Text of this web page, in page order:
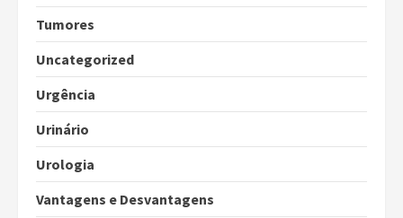
Tumores
Uncategorized
Urgência
Urinário
Urologia
Vantagens e Desvantagens